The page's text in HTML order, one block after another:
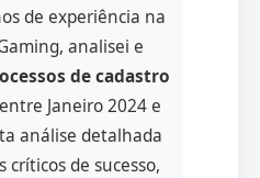
de experiência na
analisei e
de cadastro
Janeiro 2024 e
análise detalhada
críticos de sucesso,